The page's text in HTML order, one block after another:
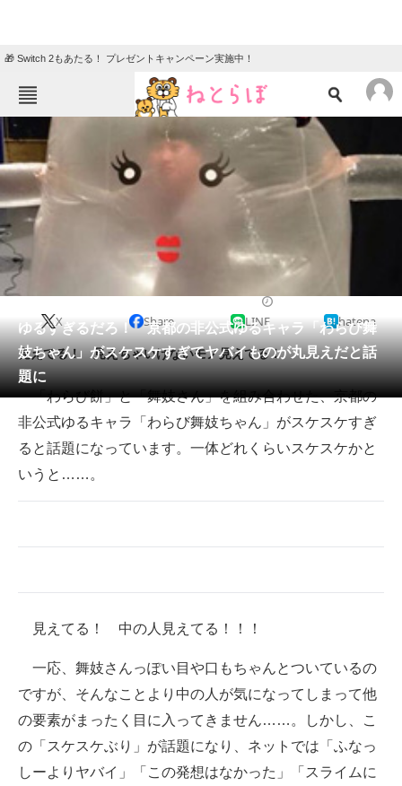
🎁 Switch 2もあたる！ プレゼントキャンペーン実施中！
ねとらぼメニュー
TOP
エンタメ クイズ
グルメ
住まい 教育・育児
動物
会員記事
メディア
注目記事を集めた総合ページ
ITの今と未来を見通す
スマホと通信の最新トレンド
ビジネスと働き方のヒント
AI活用のいまが分かる
企業ITのトレンドを詳説
経営リーダーのコミュニティ
マーケ×ITの今がよく分かる
ゆるすぎるだろ！ 京都の非公式ゆるキャラ「わらび舞
妓ちゃん」がスケスケすぎてヤバイものが丸見えだと話
題に
X Share LINE hatena
見えてる！ 見えちゃいけないモノ見えてる！
「わらび餅」と「舞妓さん」を組み合わせた、京都の
非公式ゆるキャラ「わらび舞妓ちゃん」がスケスケすぎ
ると話題になっています。一体どれくらいスケスケかと
いうと……。
見えてる！ 中の人見えてる！！！
一応、舞妓さんっぽい目や口もちゃんとついているの
ですが、そんなことより中の人が気になってしまって他
の要素がまったく目に入ってきません……。しかし、こ
の「スケスケぶり」が話題になり、ネットでは「ふなっ
しーよりヤバイ」「この発想はなかった」「スライムに